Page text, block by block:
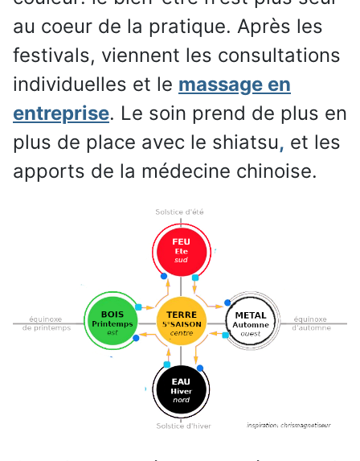
au coeur de la pratique. Après les
festivals, viennent les consultations
individuelles et le massage en
entreprise. Le soin prend de plus en
plus de place avec le shiatsu, et les
apports de la médecine chinoise.